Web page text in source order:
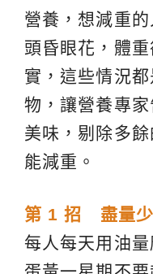
營養，想減重
頭昏眼花，體
實，這些情況
物，讓營養專
美味，剔除多
能減重。
第 1 招 盡量少
每人每天用油